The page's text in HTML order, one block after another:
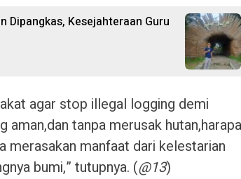
Dipangkas, Kesejahteraan Guru
agar stop illegal logging demi
aman,dan tanpa merusak
merasakan manfaat dari kelestarian
bumi,” tutupnya. (@13)